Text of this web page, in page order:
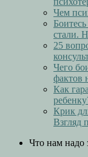
Чем
стали.
25
Чего
фактов
Как
Крик
Взгляд
Что нам надо